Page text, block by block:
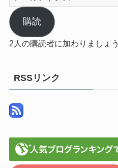
ー
ル
ア
ド
購読
2人の購読者に加わりましょう
RSSリンク